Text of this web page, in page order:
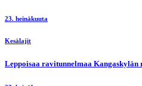
23. heinäkuuta
Kesälajit
Leppoisaa ravitunnelmaa